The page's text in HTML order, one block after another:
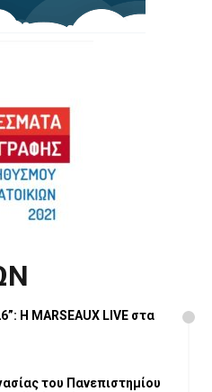
Η MARSEAUX LIVE στα
του Πανεπιστημίου